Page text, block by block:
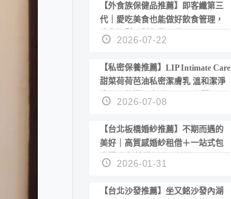
【外食族保健品推薦】即客纖第三
代｜愛吃美食也能做好飲食管理，
陪你輕鬆面對聚餐日常！
2026-07-22
【私密保養推薦】LIP Intimate Care
甜菜荷荷芭油私密潔膚乳 溫和潔淨
洗後不乾澀 不起泡反而更舒服！
2026-07-08
【台北板橋婚紗推薦】不期而遇的
美好｜高質感婚紗租借＋一站式包
套服務 新娘備婚省心首選！
2026-01-31
【台北沙發推薦】坐又銘沙發內湖